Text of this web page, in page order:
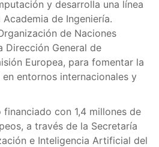
y desarrolla una línea
de Ingeniería.
de Naciones
Dirección General de
Europea, para fomentar la
entornos internacionales y
con 1,4 millones de
a través de la Secretaría
e Inteligencia Artificial del